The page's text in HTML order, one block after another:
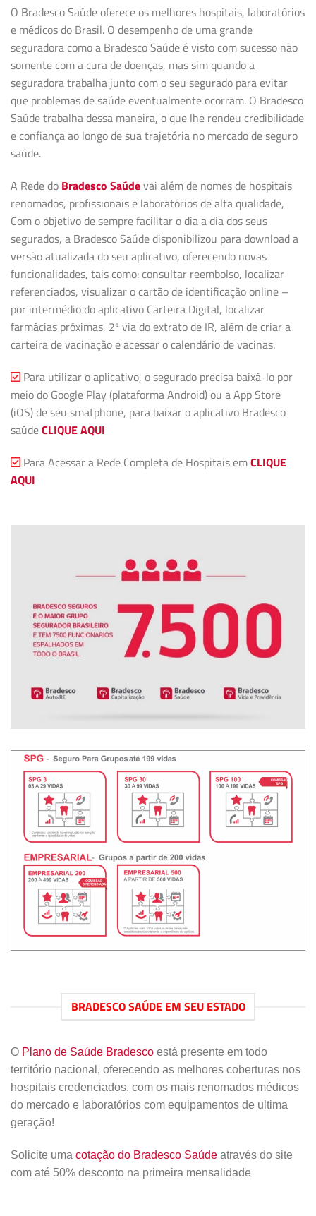
O Bradesco Saúde oferece os melhores hospitais, laboratórios
e médicos do Brasil. O desempenho de uma grande
seguradora como a Bradesco Saúde é visto com sucesso não
somente com a cura de doenças, mas sim quando a
seguradora trabalha junto com o seu segurado para evitar
que problemas de saúde eventualmente ocorram. O Bradesco
Saúde trabalha dessa maneira, o que lhe rendeu credibilidade
e confiança ao longo de sua trajetória no mercado de seguro
saúde.
A Rede do Bradesco Saúdevai além de nomes de hospitais
renomados, profissionais e laboratórios de alta qualidade,
Com o objetivo de sempre facilitar o dia a dia dos seus
segurados, a Bradesco Saúde disponibilizou para download a
versão atualizada do seu aplicativo, oferecendo novas
funcionalidades, tais como: consultar reembolso, localizar
referenciados, visualizar o cartão de identificação online –
por intermédio do aplicativo Carteira Digital, localizar
farmácias próximas, 2ª via do extrato de IR, além de criar a
carteira de vacinação e acessar o calendário de vacinas.
Para utilizar o aplicativo, o segurado precisa baixá-lo por
meio do Google Play (plataforma Android) ou a App Store
(iOS) de seu smatphone, para baixar o aplicativo Bradesco
saúdeCLIQUE AQUI
Para Acessar a Rede Completa de Hospitais emCLIQUE
AQUI
BRADESCO SAÚDE EM SEU ESTADO
O Plano de Saúde Bradesco está presente em todo
território nacional, oferecendo as melhores coberturas nos
hospitais credenciados, com os mais renomados médicos
do mercado e laboratórios com equipamentos de ultima
geração!
Solicite uma cotação do Bradesco Saúde através do site
com até 50% desconto na primeira mensalidade